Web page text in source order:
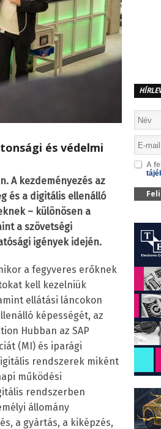
és védelmi
A kezdeményezés az
és a digitális ellenálló
– különösen a
a szövetségi
igények idején.
a fegyveres erőknek
kell kezelniük
ellátási láncokon
képességét, az
Hubban az SAP
(MI) és iparági
rendszerek miként
működési
rendszerben
állomány
a gyártás, a kiképzés,
A